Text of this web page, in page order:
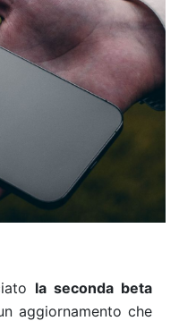
la seconda beta
aggiornamento che